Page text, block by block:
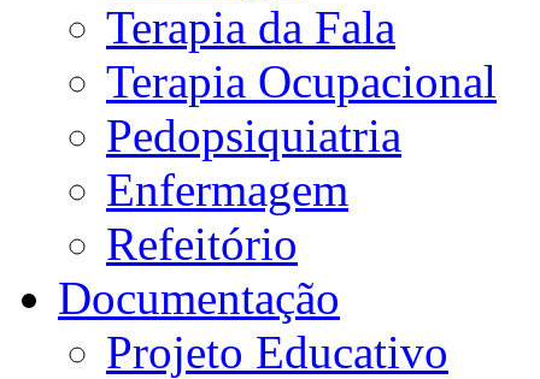
Terapia da Fala
Terapia Ocupacional
Pedopsiquiatria
Enfermagem
Refeitório
Documentação
Projeto Educativo